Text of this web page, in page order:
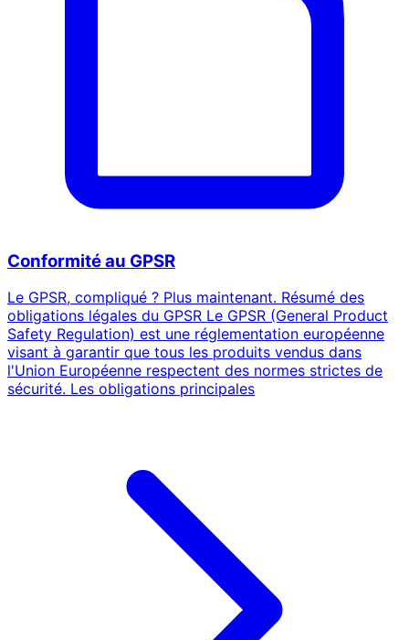
Conformité au GPSR
Le GPSR, compliqué ? Plus maintenant. Résumé des
obligations légales du GPSR Le GPSR (General Product
Safety Regulation) est une réglementation européenne
visant à garantir que tous les produits vendus dans
l'Union Européenne respectent des normes strictes de
sécurité. Les obligations principales